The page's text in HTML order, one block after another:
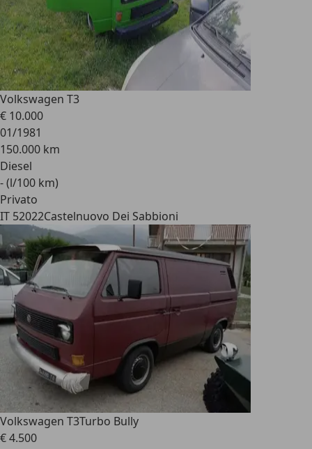
Volkswagen T3
€ 10.000
01/1981
150.000 km
Diesel
- (l/100 km)
Privato
IT 52022Castelnuovo Dei Sabbioni
Volkswagen T3Turbo Bully
€ 4.500